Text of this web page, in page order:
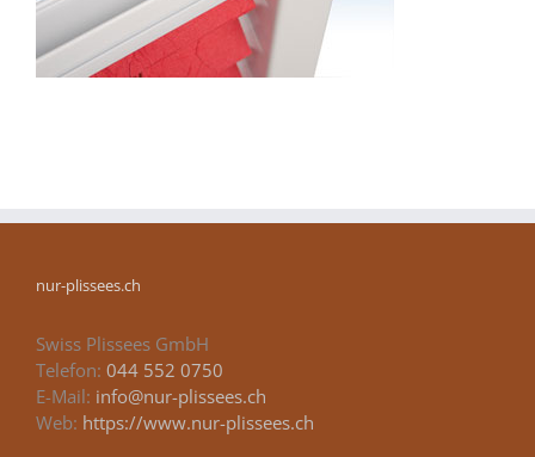
nur-plissees.ch
Swiss Plissees GmbH
Telefon: 044 552 0750
E-Mail: info@nur-plissees.ch
Web: https://www.nur-plissees.ch